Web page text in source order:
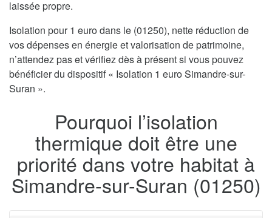
laissée propre.
Isolation pour 1 euro dans le (01250), nette réduction de
vos dépenses en énergie et valorisation de patrimoine,
n’attendez pas et vérifiez dès à présent si vous pouvez
bénéficier du dispositif « Isolation 1 euro Simandre-sur-
Suran ».
Pourquoi l’isolation
thermique doit être une
priorité dans votre habitat à
Simandre-sur-Suran (01250)